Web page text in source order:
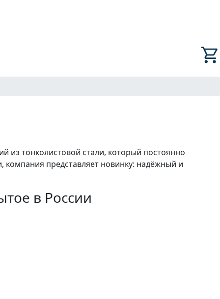
тонколистовой стали, который постоянно
компания представляет новинку: надёжный и
в России